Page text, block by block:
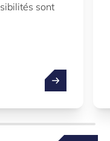
sont
Fabrication